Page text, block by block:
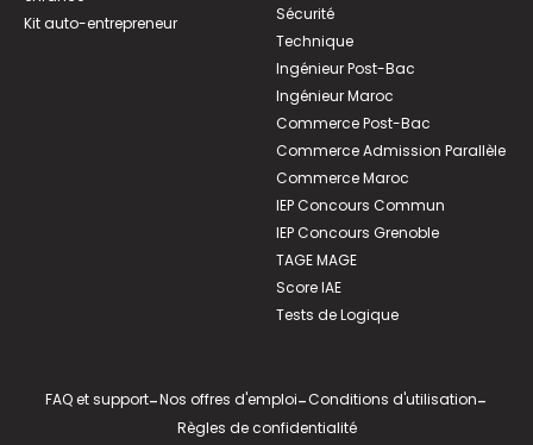
Kit auto-entrepreneur
Sécurité
Technique
Ingénieur Post-Bac
Ingénieur Maroc
Commerce Post-Bac
Commerce Admission Parallèle
Commerce Maroc
IEP Concours Commun
IEP Concours Grenoble
TAGE MAGE
Score IAE
Tests de Logique
FAQ et support-Nos offres d'emploi-Conditions d'utilisation-
Règles de confidentialité